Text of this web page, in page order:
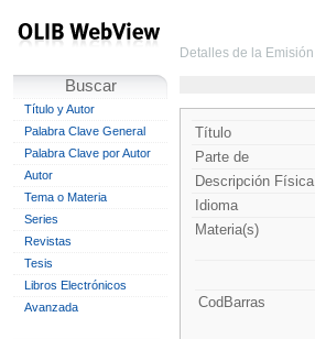
Buscar
Título y Autor
Palabra Clave General
Palabra Clave por Autor
Autor
Tema o Materia
Series
Revistas
Tesis
Libros Electrónicos
Avanzada
Detalles de la Emisión
Título
Parte de
Descripción Física
Idioma
Materia(s)
CodBarras